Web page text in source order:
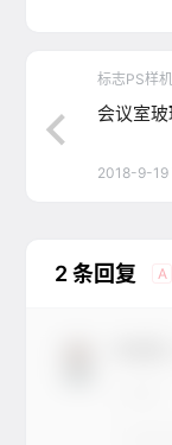
标志PS样机
会议室
2018-9-19
2 条回复 A